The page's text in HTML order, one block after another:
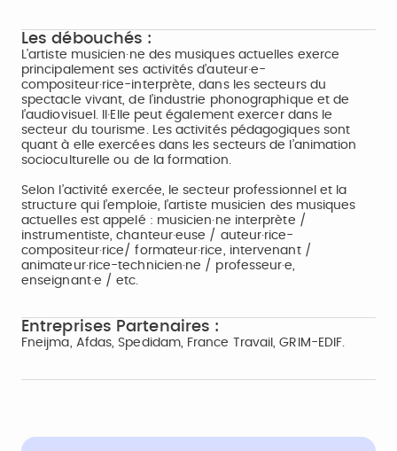
Les débouchés :
L’artiste musicien·ne des musiques actuelles exerce
principalement ses activités d’auteur·e-
compositeur·rice-interprète, dans les secteurs du
spectacle vivant, de l’industrie phonographique et de
l’audiovisuel. Il·Elle peut également exercer dans le
secteur du tourisme. Les activités pédagogiques sont
quant à elle exercées dans les secteurs de l’animation
socioculturelle ou de la formation.
Selon l’activité exercée, le secteur professionnel et la
structure qui l’emploie, l’artiste musicien des musiques
actuelles est appelé : musicien·ne interprète /
instrumentiste, chanteur·euse / auteur·rice-
compositeur·rice/ formateur·rice, intervenant /
animateur·rice-technicien·ne / professeur·e,
enseignant·e / etc.
Entreprises Partenaires :
Fneijma, Afdas, Spedidam, France Travail, GRIM-EDIF.